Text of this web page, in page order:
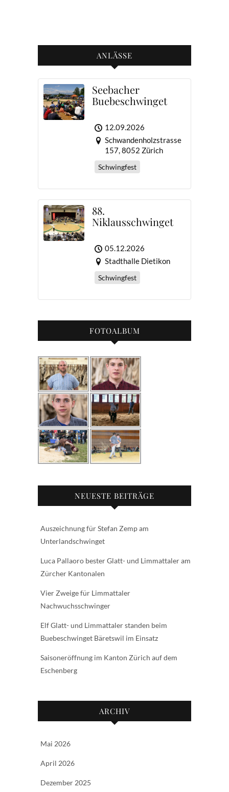
ANLÄSSE
Seebacher
Buebeschwinget
12.09.2026
Schwandenholzstrasse
157, 8052 Zürich
Schwingfest
88.
Niklausschwinget
05.12.2026
Stadthalle Dietikon
Schwingfest
FOTOALBUM
NEUESTE BEITRÄGE
Auszeichnung für Stefan Zemp am
Unterlandschwinget
Luca Pallaoro bester Glatt- und Limmattaler am
Zürcher Kantonalen
Vier Zweige für Limmattaler
Nachwuchsschwinger
Elf Glatt- und Limmattaler standen beim
Buebeschwinget Bäretswil im Einsatz
Saisoneröffnung im Kanton Zürich auf dem
Eschenberg
ARCHIV
Mai 2026
April 2026
Dezember 2025